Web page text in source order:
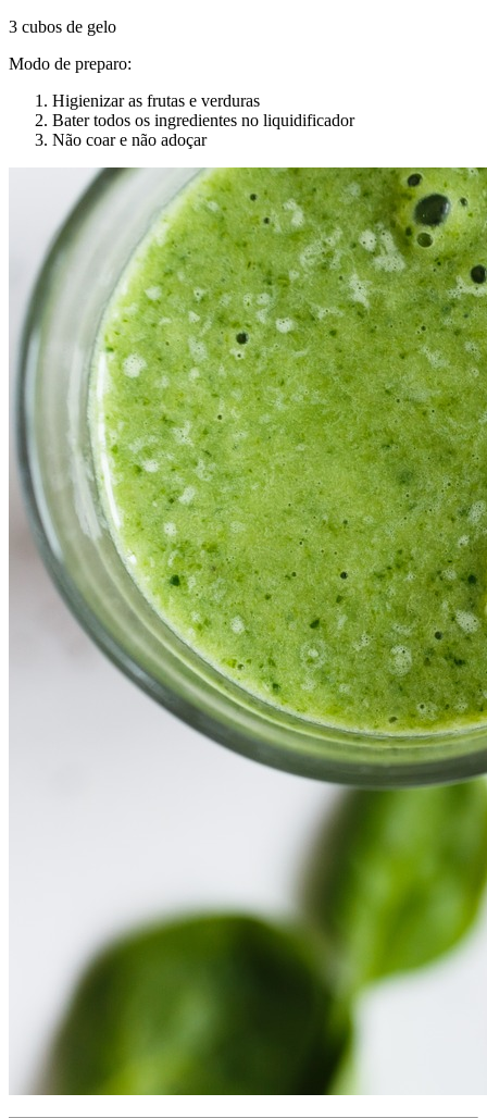
3 cubos de gelo
Modo de preparo:
Higienizar as frutas e verduras
Bater todos os ingredientes no liquidificador
Não coar e não adoçar